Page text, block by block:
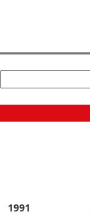
1991